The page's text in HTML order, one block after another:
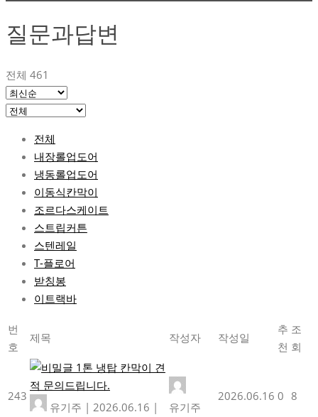
질문과답변
전체 461
전체
내장롤업도어
냉동롤업도어
이동식칸막이
조르다스케이트
스트립커튼
스텐레일
T-플로어
받칭봉
이트랙바
번
호
제목 작성자 작성일
추
천
조
회
243
1톤 냉탑 칸막이 견
적 문의드립니다.
유기주 | 2026.06.16 |
유기주
2026.06.16 0 8